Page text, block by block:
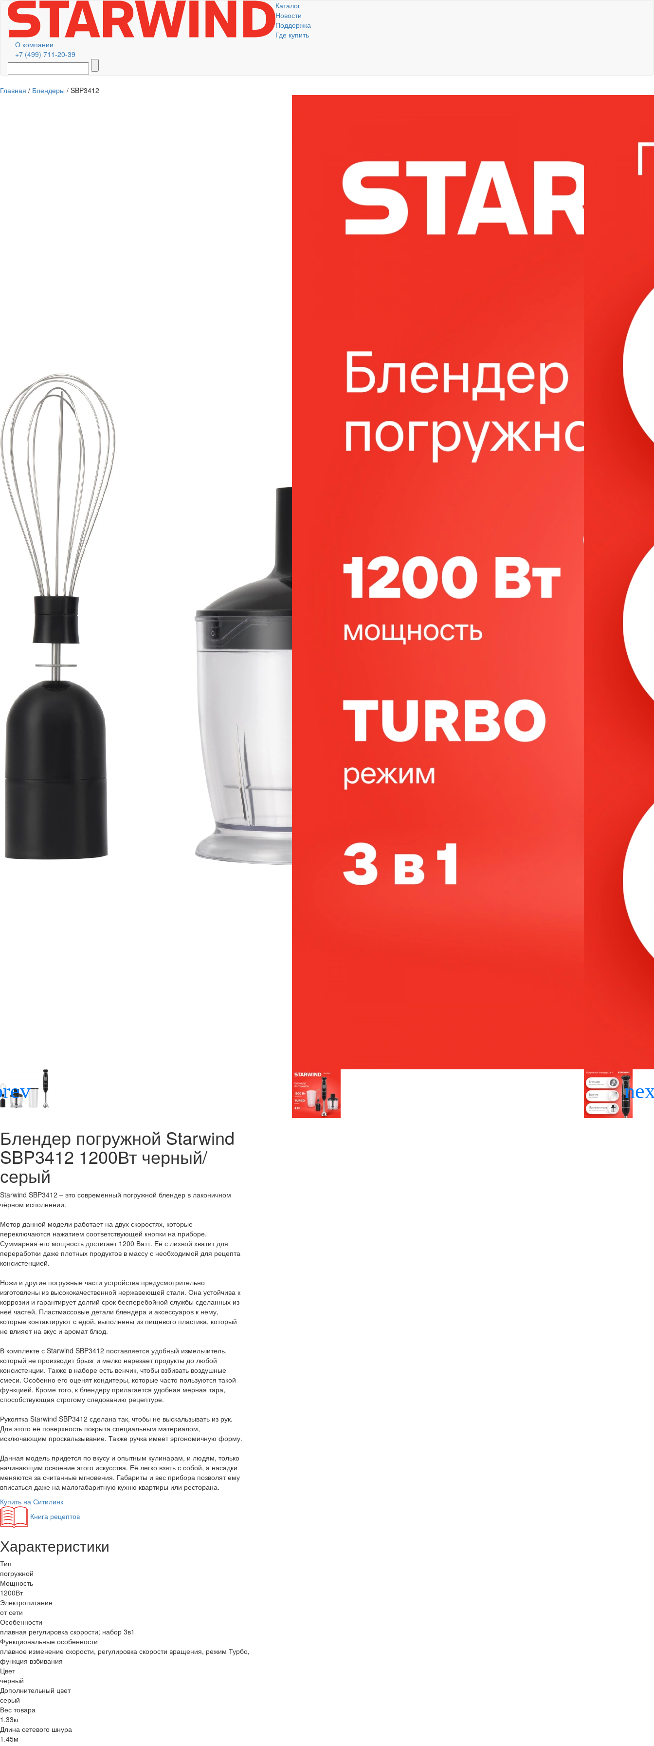
Каталог
Новости
Поддержка
Где купить
О компании
+7 (499) 711-20-39
Главная / Блендеры / SBP3412
Блендер погружной Starwind
SBP3412 1200Вт черный/
серый
Starwind SBP3412 – это современный погружной блендер в лаконичном
чёрном исполнении.
Мотор данной модели работает на двух скоростях, которые
переключаются нажатием соответствующей кнопки на приборе.
Суммарная его мощность достигает 1200 Ватт. Её с лихвой хватит для
переработки даже плотных продуктов в массу с необходимой для рецепта
консистенцией.
Ножи и другие погружные части устройства предусмотрительно
изготовлены из высококачественной нержавеющей стали. Она устойчива к
коррозии и гарантирует долгий срок бесперебойной службы сделанных из
неё частей. Пластмассовые детали блендера и аксессуаров к нему,
которые контактируют с едой, выполнены из пищевого пластика, который
не влияет на вкус и аромат блюд.
В комплекте с Starwind SBP3412 поставляется удобный измельчитель,
который не производит брызг и мелко нарезает продукты до любой
консистенции. Также в наборе есть венчик, чтобы взбивать воздушные
смеси. Особенно его оценят кондитеры, которые часто пользуются такой
функцией. Кроме того, к блендеру прилагается удобная мерная тара,
способствующая строгому следованию рецептуре.
Рукоятка Starwind SBP3412 сделана так, чтобы не выскальзывать из рук.
Для этого её поверхность покрыта специальным материалом,
исключающим проскальзывание. Также ручка имеет эргономичную форму.
Данная модель придется по вкусу и опытным кулинарам, и людям, только
начинающим освоение этого искусства. Её легко взять с собой, а насадки
меняются за считанные мгновения. Габариты и вес прибора позволят ему
вписаться даже на малогабаритную кухню квартиры или ресторана.
Купить на Ситилинк
Книга рецептов
Характеристики
Тип
погружной
Мощность
1200Вт
Электропитание
от сети
Особенности
плавная регулировка скорости; набор 3в1
Функциональные особенности
плавное изменение скорости, регулировка скорости вращения, режим Турбо,
функция взбивания
Цвет
черный
Дополнительный цвет
серый
Вес товара
1.33кг
Длина сетевого шнура
1.45м